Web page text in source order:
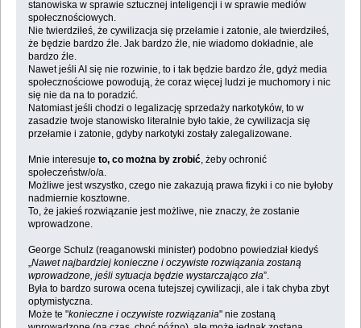
stanowiska w sprawie sztucznej inteligencji i w sprawie mediów
społecznościowych.
Nie twierdziłeś, że cywilizacja się przełamie i zatonie, ale twierdziłeś,
że będzie bardzo źle. Jak bardzo źle, nie wiadomo dokładnie, ale
bardzo źle.
Nawet jeśli AI się nie rozwinie, to i tak będzie bardzo źle, gdyż media
społecznościowe powodują, że coraz więcej ludzi je muchomory i nic
się nie da na to poradzić.
Natomiast jeśli chodzi o legalizację sprzedaży narkotyków, to w
zasadzie twoje stanowisko literalnie było takie, że cywilizacja się
przełamie i zatonie, gdyby narkotyki zostały zalegalizowane.
Mnie interesuje to, co można by zrobić, żeby ochronić
społeczeństw/o/a.
Możliwe jest wszystko, czego nie zakazują prawa fizyki i co nie byłoby
nadmiernie kosztowne.
To, że jakieś rozwiązanie jest możliwe, nie znaczy, że zostanie
wprowadzone.
George Schulz (reaganowski minister) podobno powiedział kiedyś
„Nawet najbardziej konieczne i oczywiste rozwiązania zostaną
wprowadzone, jeśli sytuacja będzie wystarczająco zła”.
Była to bardzo surowa ocena tutejszej cywilizacji, ale i tak chyba zbyt
optymistyczna.
Może te "konieczne i oczywiste rozwiązania" nie zostaną